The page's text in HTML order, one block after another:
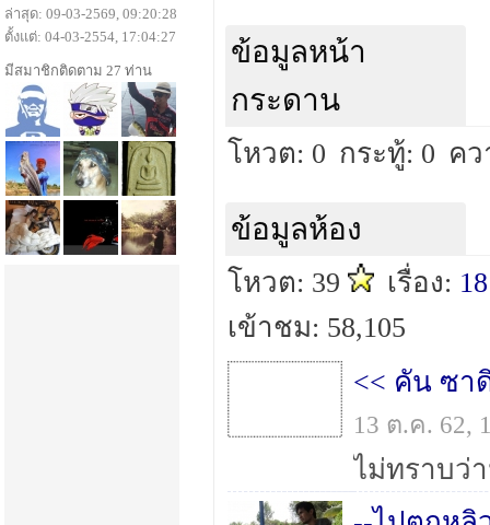
ข้อมูลหน้า
กระดาน
โหวต: 0 กระทู้: 0 ค
ข้อมูลห้อง
โหวต: 39 เรื่อง: 18
เข้าชม: 58,105
<< คัน ซา
13 ต.ค. 62,
ล่าสุด: 09-03-2569, 09:20:28
ตั้งแต่: 04-03-2554, 17:04:27
มีสมาชิกติดตาม 27 ท่าน